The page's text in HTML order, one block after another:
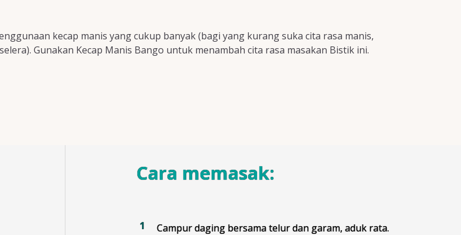
kecap manis yang cukup banyak (bagi yang kurang suka cita rasa manis,
Gunakan Kecap Manis Bango untuk menambah cita rasa masakan Bistik ini.
Cara memasak:
Campur daging bersama telur dan garam, aduk rata.